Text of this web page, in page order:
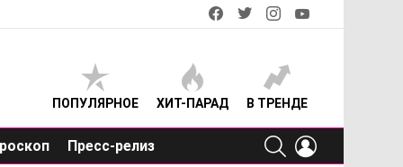
facebooktwitterinstagram
ПОПУЛЯРНОЕ ХИТ-ПАРАД В ТРЕНДЕ
Пресс-релиз
SEARCH